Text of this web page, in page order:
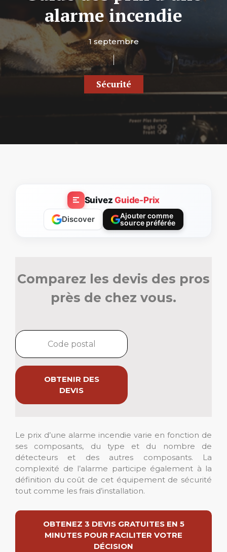
alarme incendie
1 septembre
Sécurité
SuivezGuide-Prix
Discover
Ajouter comme
source préférée
Comparez les devis des pros
près de chez vous.
OBTENIR DES
DEVIS
Le prix d’une alarme incendie varie en fonction de
ses composants, du type et du nombre de
détecteurs et des autres composants. La
complexité de l’alarme participe également à la
définition du coût de cet équipement de sécurité
tout comme les frais d’installation.
OBTENEZ 3 DEVIS GRATUITES EN 5
MINUTES POUR FACILITER VOTRE
DÉCISION